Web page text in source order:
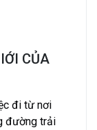
CỦA
đi từ nơi
đường trải